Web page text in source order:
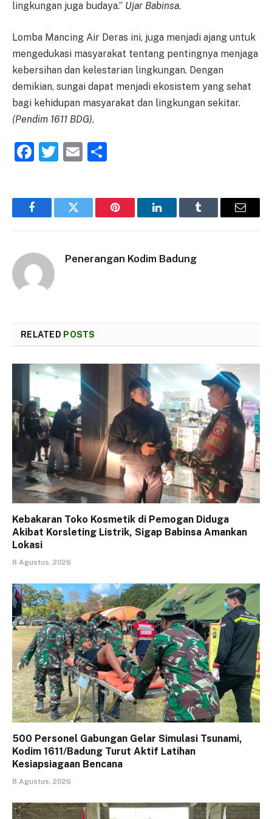
lingkungan juga budaya.” Ujar Babinsa.
Lomba Mancing Air Deras ini, juga menjadi ajang untuk
mengedukasi masyarakat tentang pentingnya menjaga
kebersihan dan kelestarian lingkungan. Dengan
demikian, sungai dapat menjadi ekosistem yang sehat
bagi kehidupan masyarakat dan lingkungan sekitar.
(Pendim 1611 BDG).
Facebook
Twitter
Email
FacebookTwitter Pinterest LinkedInTumblr Email
Penerangan Kodim Badung
RELATED POSTS
Kebakaran Toko Kosmetik di Pemogan Diduga
Akibat Korsleting Listrik, Sigap Babinsa Amankan
Lokasi
8 Agustus, 2026
500 Personel Gabungan Gelar Simulasi Tsunami,
Kodim 1611/Badung Turut Aktif Latihan
Kesiapsiagaan Bencana
8 Agustus, 2026